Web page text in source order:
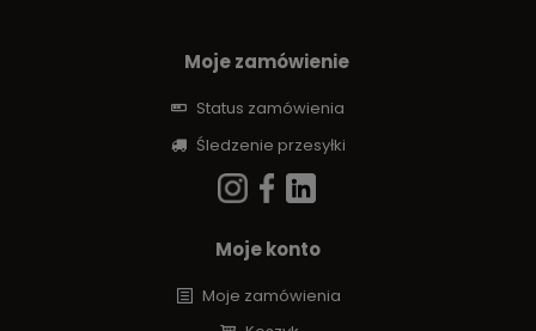
Moje zamówienie
Status zamówienia
Śledzenie przesyłki
Moje konto
Moje zamówienia